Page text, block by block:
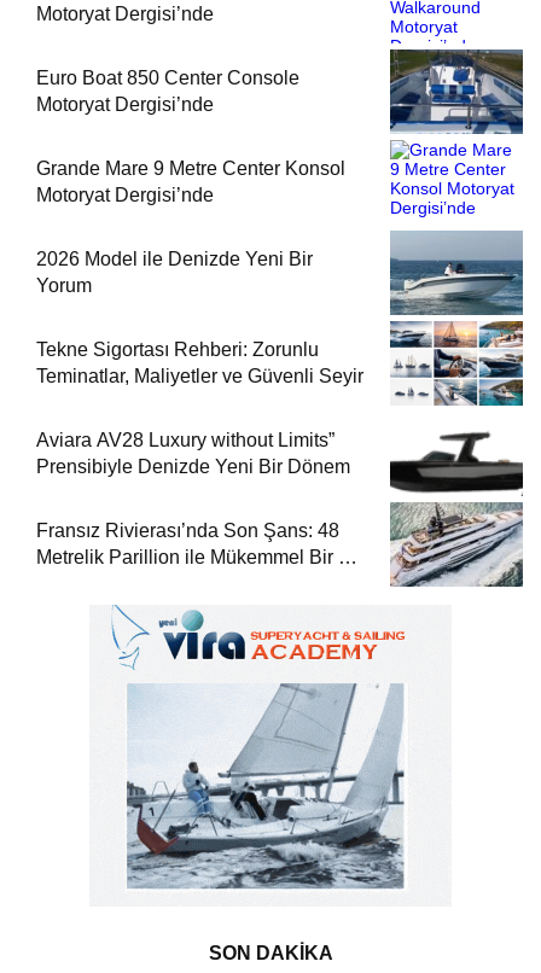
Motoryat Dergisi’nde
Euro Boat 850 Center Console
Motoryat Dergisi’nde
Grande Mare 9 Metre Center Konsol
Motoryat Dergisi’nde
2026 Model ile Denizde Yeni Bir
Yorum
Tekne Sigortası Rehberi: Zorunlu
Teminatlar, Maliyetler ve Güvenli Seyir
Aviara AV28 Luxury without Limits”
Prensibiyle Denizde Yeni Bir Dönem
Fransız Rivierası’nda Son Şans: 48
Metrelik Parillion ile Mükemmel Bir Yat
SON DAKİKA